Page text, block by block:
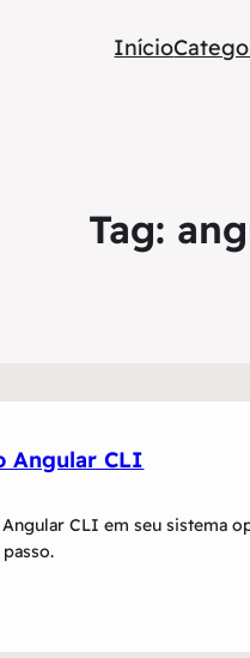
Início
Tag:
Angular CLI
CLI em seu sistema